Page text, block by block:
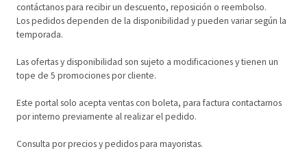
contáctanos para recibir un descuento, reposición o reembolso.
Los pedidos dependen de la disponibilidad y pueden variar según la
temporada.
Las ofertas y disponibilidad son sujeto a modificaciones y tienen un
tope de 5 promociones por cliente.
Este portal solo acepta ventas con boleta, para factura contactarnos
por interno previamente al realizar el pedido.
Consulta por precios y pedidos para mayoristas.